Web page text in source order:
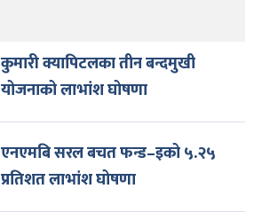
कुमारी क्यापिटलका तीन बन्दमुखी
योजनाको लाभांश घोषणा
एनएमबि सरल बचत फन्ड–इको ५.२५
प्रतिशत लाभांश घोषणा